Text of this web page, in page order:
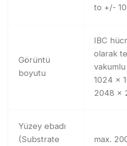
to +/-
Görüntü
boyutu
IBC
olarak
1024 x
2048 x
Yüzey ebadı
(Substrate
max.